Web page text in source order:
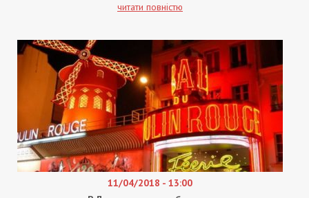
читати повністю
11/04/2018 - 13:00